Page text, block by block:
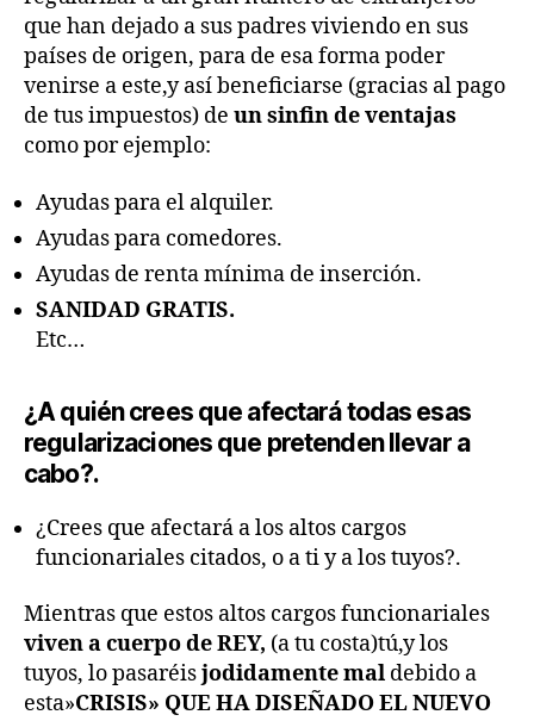
que han dejado a sus padres viviendo en sus
países de origen, para de esa forma poder
venirse a este,y así beneficiarse (gracias al pago
de tus impuestos) de un sinfin de ventajas
como por ejemplo:
Ayudas para el alquiler.
Ayudas para comedores.
Ayudas de renta mínima de inserción.
SANIDAD GRATIS.
Etc…
¿A quién crees que afectará todas esas
regularizaciones que pretenden llevar a
cabo?.
¿Crees que afectará a los altos cargos
funcionariales citados, o a ti y a los tuyos?.
Mientras que estos altos cargos funcionariales
viven a cuerpo de REY, (a tu costa)tú,y los
tuyos, lo pasaréisjodidamente mal debido a
esta»CRISIS» QUE HA DISEÑADO EL NUEVO